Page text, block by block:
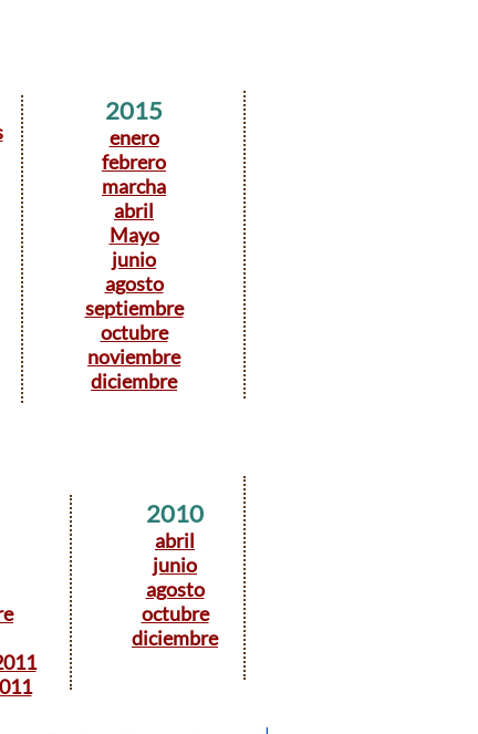
2015
enero
febrero
marcha
abril
Mayo
junio
agosto
septiembre
octubre
noviembre
diciembre
2010
abril
junio
agosto
octubre
diciembre